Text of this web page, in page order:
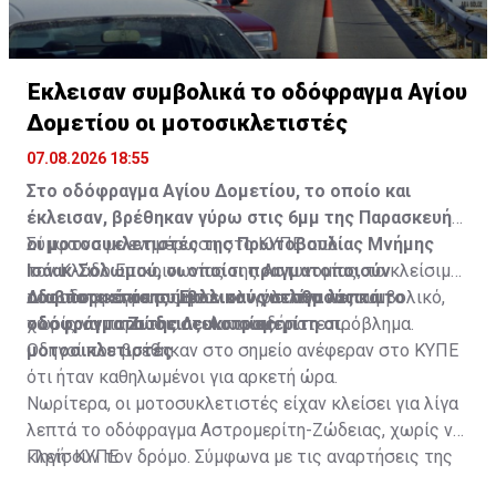
Έκλεισαν συμβολικά το οδόφραγμα Αγίου
Δομετίου οι μοτοσικλετιστές
07.08.2026 18:55
Στο οδόφραγμα Αγίου Δομετίου, το οποίο και
έκλεισαν, βρέθηκαν γύρω στις 6μμ της Παρασκευής
οι μοτοσυκλετιστές της Πρωτοβουλίας Μνήμης
Ισάακ-Σολωμού, οι οποίοι πραγματοποιούν
οδοιπορικό σε συμβολικούς σταθμούς και
οδοφράγματα της Λευκωσίας.
Σύμφωνα με ενημέρωση στο ΚΥΠΕ από
τον Κλάδο Επικοινωνίας της Αστυνομίας, το κλείσιμο
του οδοφράγματος ήταν ολιγόλεπτο και συμβολικό,
χωρίς να παρουσιαστεί οποιοδήποτε πρόβλημα.
Διαβάστε επίσης:Έκλεισαν για λίγα λεπτά το
οδόφραγμα Ζώδειας-Αστρομερίτη οι
μοτοσικλετιστές
Οδηγοί που βρέθηκαν στο σημείο ανέφεραν στο ΚΥΠΕ
ότι ήταν καθηλωμένοι για αρκετή ώρα.
Νωρίτερα, οι μοτοσυκλετιστές είχαν κλείσει για λίγα
λεπτά το οδόφραγμα Αστρομερίτη-Ζώδειας, χωρίς να
κλείσουν τον δρόμο. Σύμφωνα με τις αναρτήσεις της
Πηγή: ΚΥΠΕ